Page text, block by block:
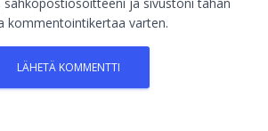
kommentointikertaa varten.